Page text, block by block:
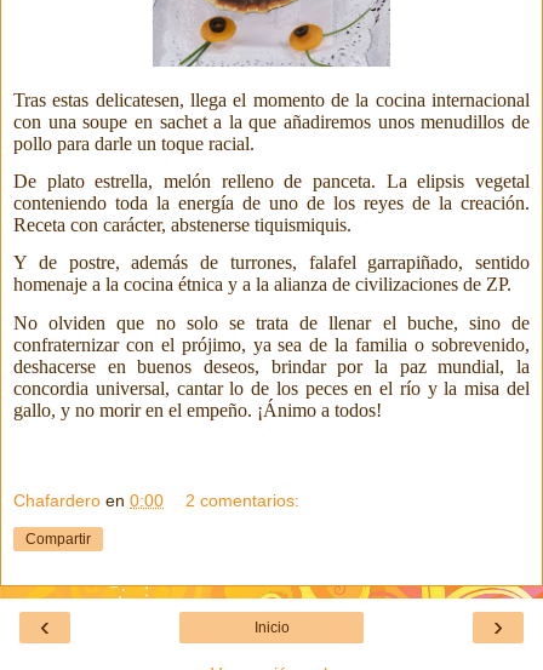
Tras estas delicatesen, llega el momento de la cocina internacional
con una soupe en sachet a la que añadiremos unos menudillos de
pollo para darle un toque racial.
De plato estrella, melón relleno de panceta. La elipsis vegetal
conteniendo toda la energía de uno de los reyes de la creación.
Receta con carácter, abstenerse tiquismiquis.
Y de postre, además de turrones, falafel garrapiñado, sentido
homenaje a la cocina étnica y a la alianza de civilizaciones de ZP.
No olviden que no solo se trata de llenar el buche, sino de
confraternizar con el prójimo, ya sea de la familia o sobrevenido,
deshacerse en buenos deseos, brindar por la paz mundial, la
concordia universal, cantar lo de los peces en el río y la misa del
gallo, y no morir en el empeño. ¡Ánimo a todos!
Chafardero en 0:00 2 comentarios:
Compartir
‹ ›
Inicio